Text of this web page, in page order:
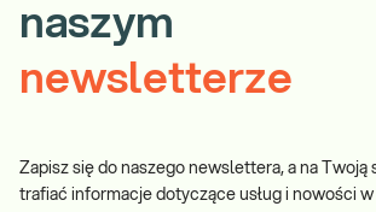
naszym
newsletterze
Zapisz się do naszego newslettera, a na Twoją
trafiać informacje dotyczące usług i nowości